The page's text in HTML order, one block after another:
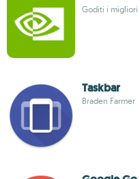
Goditi i migliori
Taskbar
Braden Farmer